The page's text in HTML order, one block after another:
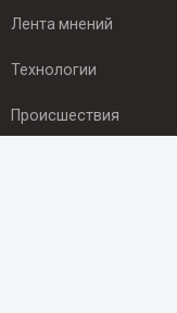
Лента мнений
Технологии
Происшествия